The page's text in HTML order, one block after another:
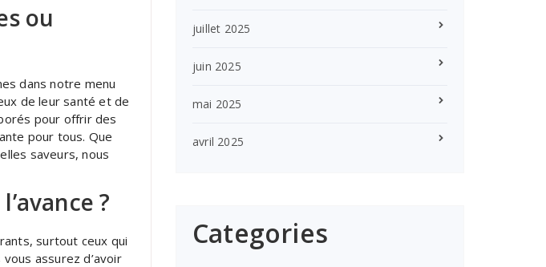
ou
dans notre menu
de leur santé et de
pour offrir des
pour tous. Que
saveurs, nous
?
surtout ceux qui
assurez d’avoir
juillet 2025
juin 2025
mai 2025
avril 2025
Categories